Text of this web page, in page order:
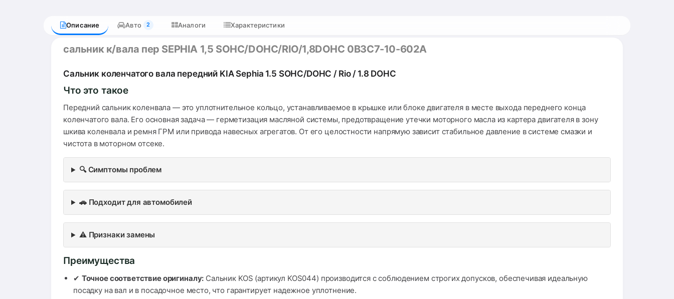
Описание Авто 2 Аналоги Характеристики
сальник к/вала пер SEPHIA 1,5 SOHC/DOHC/RIO/1,8DOHC 0B3C7-10-602A
Сальник коленчатого вала передний KIA Sephia 1.5 SOHC/DOHC / Rio / 1.8 DOHC
Что это такое
Передний сальник коленвала — это уплотнительное кольцо, устанавливаемое в крышке или блоке двигателя в месте выхода переднего конца
коленчатого вала. Его основная задача — герметизация масляной системы, предотвращение утечки моторного масла из картера двигателя в зону
шкива коленвала и ремня ГРМ или привода навесных агрегатов. От его целостности напрямую зависит стабильное давление в системе смазки и
чистота в моторном отсеке.
🔍 Симптомы проблем
🚗 Подходит для автомобилей
⚠️ Признаки замены
Преимущества
✔ Точное соответствие оригиналу: Сальник KOS (артикул KOS044) производится с соблюдением строгих допусков, обеспечивая идеальную
посадку на вал и в посадочное место, что гарантирует надежное уплотнение.